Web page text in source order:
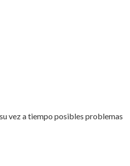
vez a tiempo posibles problemas